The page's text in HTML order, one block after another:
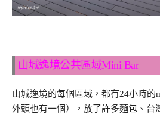
山城逸境公共區域Mini Bar
山城逸境的每個區域，都有24小時的
外頭也有一個），放了許多麵包、台